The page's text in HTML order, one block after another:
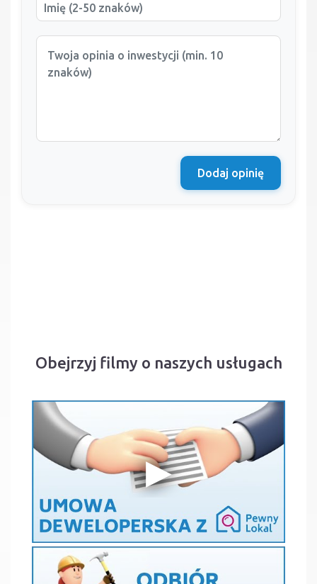
Dodaj opinię
Obejrzyj filmy o naszych usługach